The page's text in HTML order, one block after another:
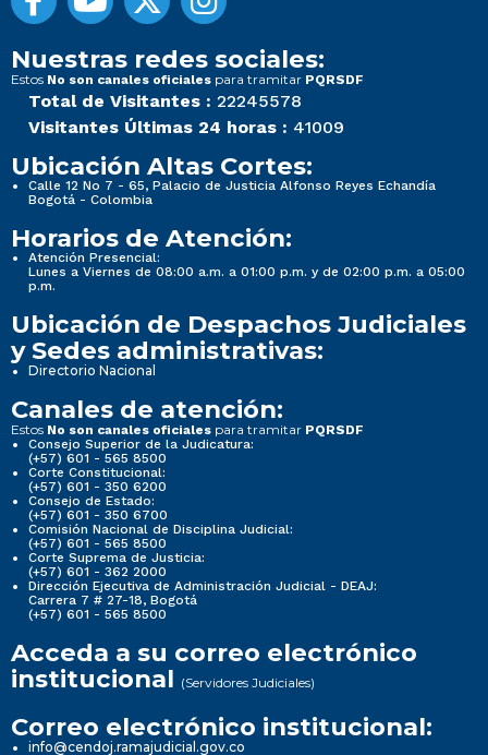
Nuestras redes sociales:
Estos No son canales oficiales para tramitar PQRSDF
Total de Visitantes : 22245578
Visitantes Últimas 24 horas : 41009
Ubicación Altas Cortes:
Calle 12 No 7 - 65, Palacio de Justicia Alfonso Reyes Echandía
Bogotá - Colombia
Horarios de Atención:
Atención Presencial:
Lunes a Viernes de 08:00 a.m. a 01:00 p.m. y de 02:00 p.m. a 05:00
p.m.
Ubicación de Despachos Judiciales
y Sedes administrativas:
Directorio Nacional
Canales de atención:
Estos No son canales oficiales para tramitar PQRSDF
Consejo Superior de la Judicatura:
(+57) 601 - 565 8500
Corte Constitucional:
(+57) 601 - 350 6200
Consejo de Estado:
(+57) 601 - 350 6700
Comisión Nacional de Disciplina Judicial:
(+57) 601 - 565 8500
Corte Suprema de Justicia:
(+57) 601 - 362 2000
Dirección Ejecutiva de Administración Judicial - DEAJ:
Carrera 7 # 27-18, Bogotá
(+57) 601 - 565 8500
Acceda a su correo electrónico
institucional (Servidores Judiciales)
Correo electrónico institucional:
info@cendoj.ramajudicial.gov.co